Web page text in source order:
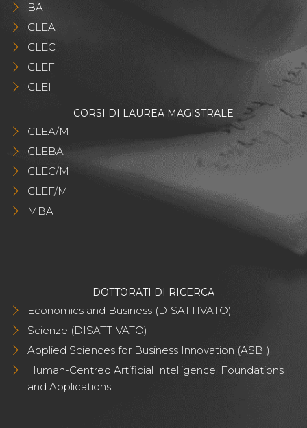
BA
CLEA
CLEC
CLEF
CLEII
CORSI DI LAUREA MAGISTRALE
CLEA/M
CLEBA
CLEC/M
CLEF/M
MBA
DOTTORATI DI RICERCA
Economics and Business (DISATTIVATO)
Scienze (DISATTIVATO)
Applied Sciences for Business Innovation (ASBI)
Human-Centred Artificial Intelligence: Foundations
and Applications